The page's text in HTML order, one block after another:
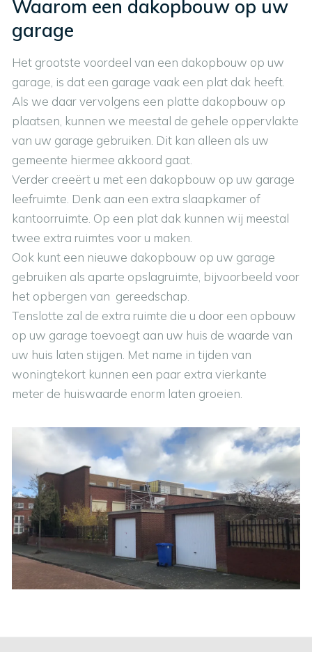
Waarom een dakopbouw op uw
garage
Het grootste voordeel van een dakopbouw op uw
garage, is dat een garage vaak een plat dak heeft.
Als we daar vervolgens een platte dakopbouw op
plaatsen, kunnen we meestal de gehele oppervlakte
van uw garage gebruiken. Dit kan alleen als uw
gemeente hiermee akkoord gaat.
Verder creeërt u met een dakopbouw op uw garage
leefruimte. Denk aan een extra slaapkamer of
kantoorruimte. Op een plat dak kunnen wij meestal
twee extra ruimtes voor u maken.
Ook kunt een nieuwe dakopbouw op uw garage
gebruiken als aparte opslagruimte, bijvoorbeeld voor
het opbergen van gereedschap.
Tenslotte zal de extra ruimte die u door een opbouw
op uw garage toevoegt aan uw huis de waarde van
uw huis laten stijgen. Met name in tijden van
woningtekort kunnen een paar extra vierkante
meter de huiswaarde enorm laten groeien.